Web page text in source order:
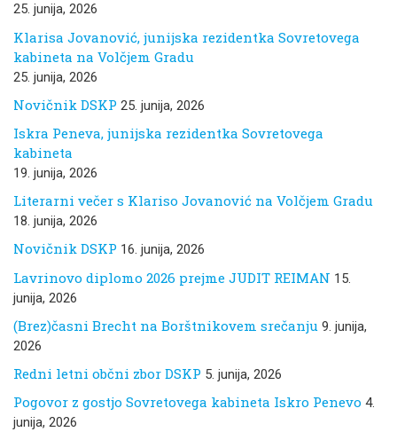
25. junija, 2026
Klarisa Jovanović, junijska rezidentka Sovretovega
kabineta na Volčjem Gradu
25. junija, 2026
Novičnik DSKP 25. junija, 2026
Iskra Peneva, junijska rezidentka Sovretovega
kabineta
19. junija, 2026
Literarni večer s Klariso Jovanović na Volčjem Gradu
18. junija, 2026
Novičnik DSKP 16. junija, 2026
Lavrinovo diplomo 2026 prejme JUDIT REIMAN 15.
junija, 2026
(Brez)časni Brecht na Borštnikovem srečanju 9. junija,
2026
Redni letni občni zbor DSKP 5. junija, 2026
Pogovor z gostjo Sovretovega kabineta Iskro Penevo 4.
junija, 2026